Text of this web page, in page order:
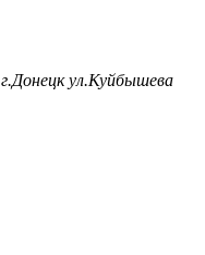
ул.Куйбышева